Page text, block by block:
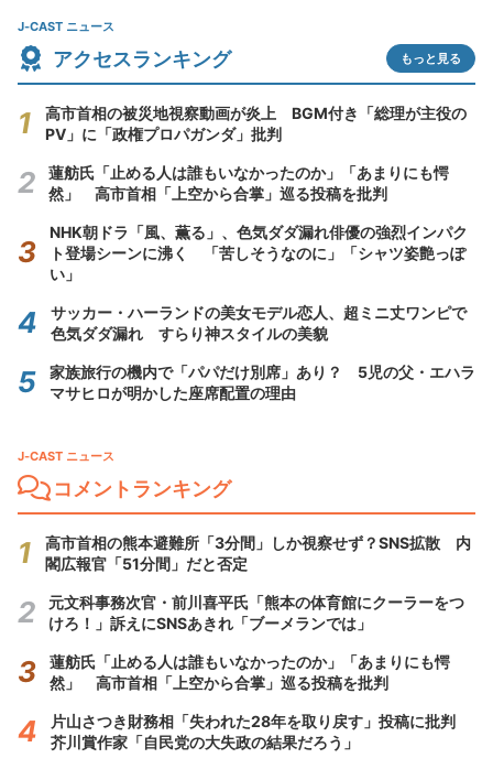
J-CAST ニュース
アクセスランキング もっと見る
高市首相の被災地視察動画が炎上 BGM付き「総理が主役の
PV」に「政権プロパガンダ」批判
蓮舫氏「止める人は誰もいなかったのか」「あまりにも愕
然」 高市首相「上空から合掌」巡る投稿を批判
NHK朝ドラ「風、薫る」、色気ダダ漏れ俳優の強烈インパク
ト登場シーンに沸く 「苦しそうなのに」「シャツ姿艶っぽ
い」
サッカー・ハーランドの美女モデル恋人、超ミニ丈ワンピで
色気ダダ漏れ すらり神スタイルの美貌
家族旅行の機内で「パパだけ別席」あり？ 5児の父・エハラ
マサヒロが明かした座席配置の理由
J-CAST ニュース
コメントランキング
高市首相の熊本避難所「3分間」しか視察せず？SNS拡散 内
閣広報官「51分間」だと否定
元文科事務次官・前川喜平氏「熊本の体育館にクーラーをつ
けろ！」訴えにSNSあきれ「ブーメランでは」
蓮舫氏「止める人は誰もいなかったのか」「あまりにも愕
然」 高市首相「上空から合掌」巡る投稿を批判
片山さつき財務相「失われた28年を取り戻す」投稿に批判
芥川賞作家「自民党の大失政の結果だろう」